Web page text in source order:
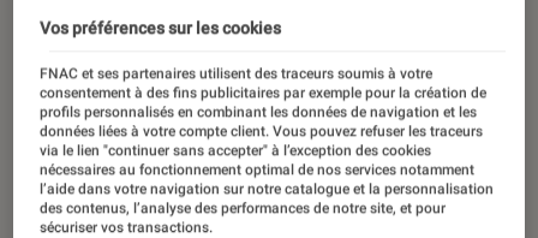
Vos préférences sur les cookies
FNAC et ses partenaires utilisent des traceurs soumis à votre
consentement à des fins publicitaires par exemple pour la création de
profils personnalisés en combinant les données de navigation et les
données liées à votre compte client. Vous pouvez refuser les traceurs
via le lien "continuer sans accepter" à l’exception des cookies
nécessaires au fonctionnement optimal de nos services notamment
l’aide dans votre navigation sur notre catalogue et la personnalisation
des contenus, l’analyse des performances de notre site, et pour
sécuriser vos transactions.